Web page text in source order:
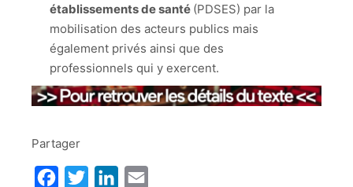
établissements de santé (PDSES) par la
mobilisation des acteurs publics mais
également privés ainsi que des
professionnels qui y exercent.
Partager
FacebookTwitterLinkedIn